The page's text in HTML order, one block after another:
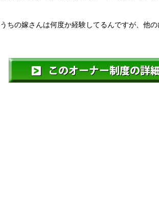
うちの嫁さんは何度か経験してるんですが、他の